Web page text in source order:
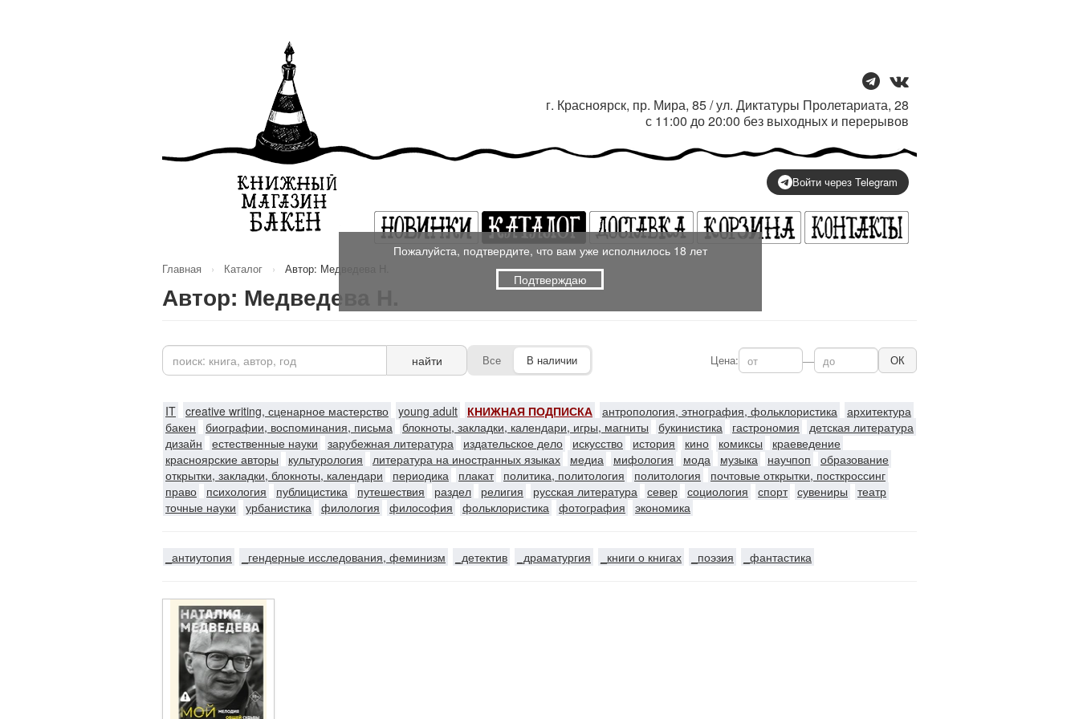
г. Красноярск, пр. Мира, 85 / ул. Диктатуры Пролетариата, 28
с 11:00 до 20:00 без выходных и перерывов
Войти через Telegram
Главная › Каталог › Автор: Медведева Н.
Автор: Медведева Н.
найти Все В наличии Цена: — ОК
IT creative writing, сценарное мастерство young adult КНИЖНАЯ ПОДПИСКА антропология, этнография, фольклористика архитектура
бакен
биографии, воспоминания, письма блокноты, закладки, календари, игры, магниты букинистика гастрономия
детская литература
дизайн
естественные науки зарубежная литература издательское дело искусство история кино комиксы
краеведение
красноярские авторы
культурология литература на иностранных языках медиа мифология мода музыка научпоп
образование
открытки, закладки, блокноты, календари
периодика плакат политика, политология политология
почтовые открытки, посткроссинг
право
психология публицистика путешествия раздел религия русская литература север социология спорт сувениры
театр
точные науки
урбанистика филология философия фольклористика фотография экономика
_антиутопия _гендерные исследования, феминизм _детектив _драматургия _книги о книгах _поэзия _фантастика
Пожалуйста, подтвердите, что вам уже исполнилось 18 лет
Подтверждаю